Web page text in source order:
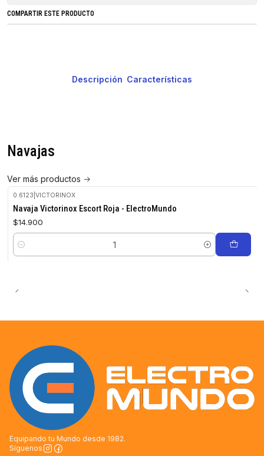
COMPARTIR ESTE PRODUCTO
Descripción Características
Navajas
Ver más productos
0.6123 VICTORINOX
Navaja Victorinox Escort Roja - ElectroMundo
$14.900
Cantidad
Equipando tu Mundo desde 1982.
Síguenos